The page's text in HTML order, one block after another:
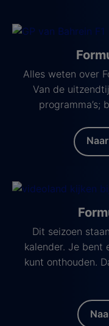
Alles weten over
Van de
programma’s;
Dit seizoen
kalender. Je bent
kunt onthouden.